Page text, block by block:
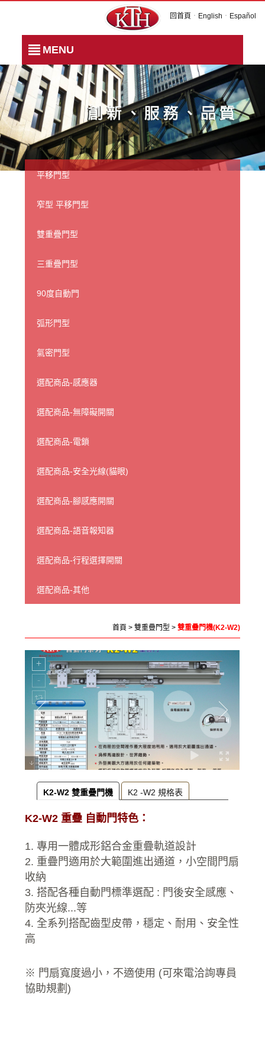
回首頁 ． English ． Español
MENU
平移門型
窄型 平移門型
雙重疊門型
三重疊門型
90度自動門
弧形門型
氣密門型
選配商品-感應器
選配商品-無障礙開關
選配商品-電鎖
選配商品-安全光線(貓眼)
選配商品-腳感應開關
選配商品-語音報知器
選配商品-行程選擇開關
選配商品-其他
首頁 > 雙重疊門型 > 雙重疊門機(K2-W2)
K2-W2 雙重疊門機 K2 -W2 規格表
K2-W2 重疊 自動門特色：
1. 專用一體成形鋁合金重疊軌道設計
2. 重疊門適用於大範圍進出通道，小空間門扇
收納
3. 搭配各種自動門標準選配 : 門後安全感應、
防夾光線...等
4. 全系列搭配齒型皮帶，穩定、耐用、安全性
高
※ 門扇寬度過小，不適使用 (可來電洽詢專員
協助規劃)